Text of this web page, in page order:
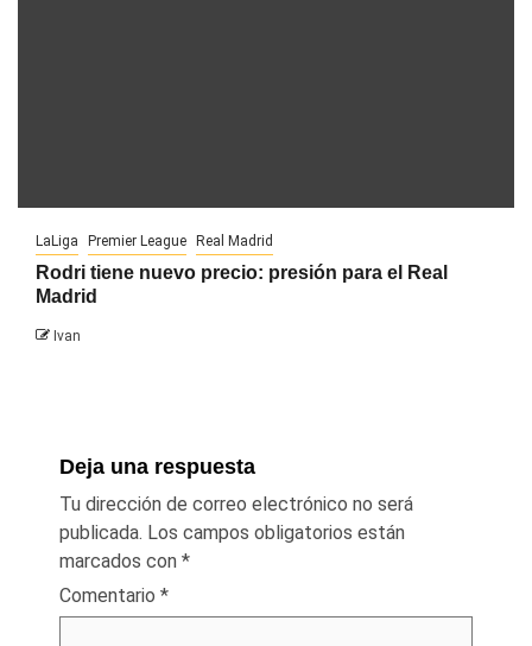
LaLiga Premier League Real Madrid
Rodri tiene nuevo precio: presión para el Real
Madrid
Ivan
Deja una respuesta
Tu dirección de correo electrónico no será
publicada. Los campos obligatorios están
marcados con *
Comentario *